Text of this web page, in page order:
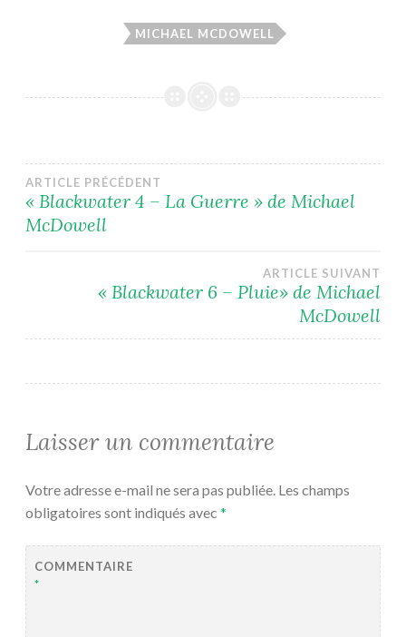
MICHAEL MCDOWELL
Navigation
de
l’article
ARTICLE PRÉCÉDENT
« Blackwater 4 – La Guerre » de Michael
McDowell
ARTICLE SUIVANT
« Blackwater 6 – Pluie» de Michael
McDowell
Laisser un commentaire
Votre adresse e-mail ne sera pas publiée. Les champs
obligatoires sont indiqués avec *
COMMENTAIRE
*